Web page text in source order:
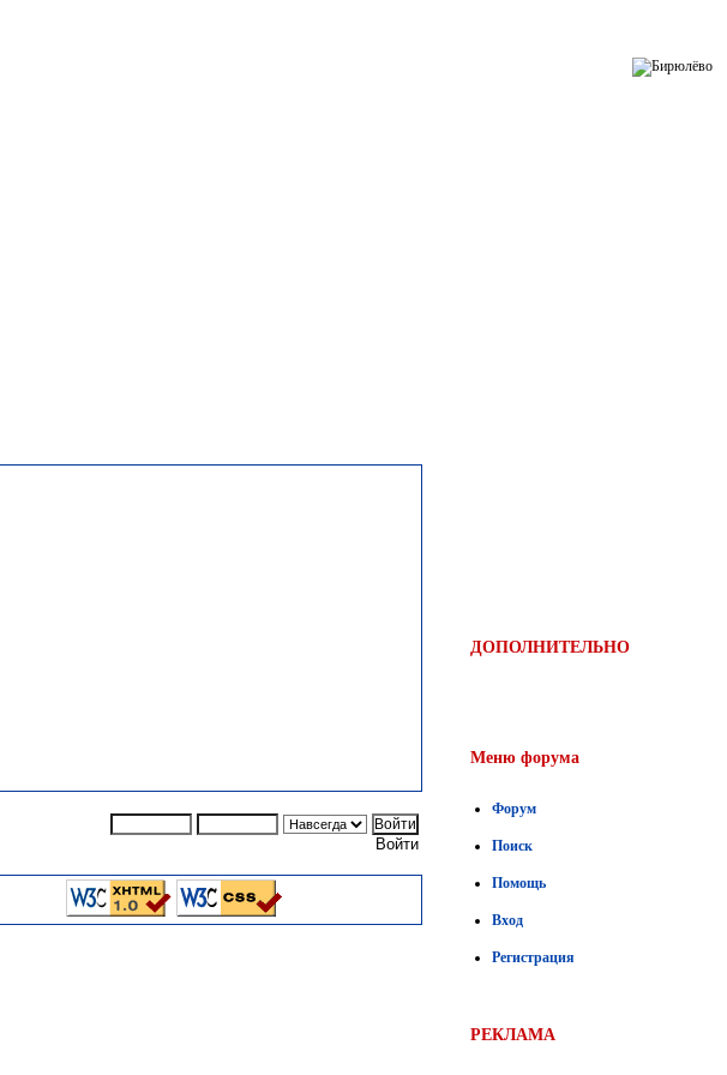
Войти
ДОПОЛНИТЕЛЬНО
Меню форума
Форум
Поиск
Помощь
Вход
Регистрация
РЕКЛАМА